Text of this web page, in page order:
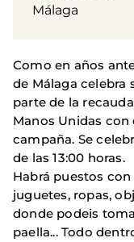
Málaga
Como en años
de Málaga celebra
parte de la
Manos Unidas
campaña. Se
de las 13:00 horas.
Habrá puestos
juguetes, ropas,
donde podeis
paella... Todo